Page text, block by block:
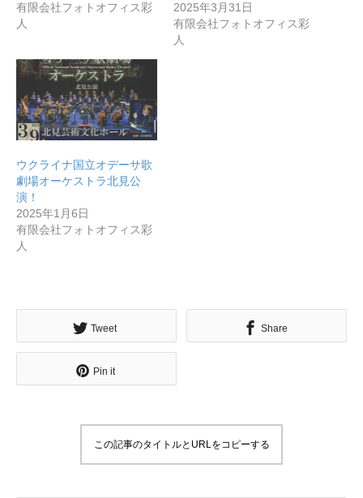
ンラインアジト】
有限会社フォトオフィス彩
人
2025年3月31日
有限会社フォトオフィス彩
人
ウクライナ国立オデーサ歌
劇場オーケストラ北見公
演！
2025年1月6日
有限会社フォトオフィス彩
人
Tweet Share
Pin it
この記事のタイトルとURLをコピーする